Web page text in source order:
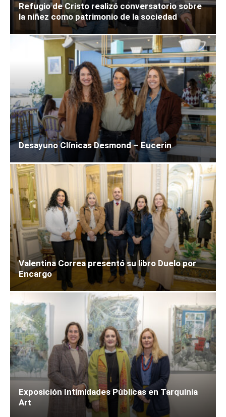
Refugio de Cristo realizó conversatorio sobre
la niñez como patrimonio de la sociedad
Desayuno Clínicas Desmond – Eucerin
Valentina Correa presentó su libro Duelo por
Encargo
Exposición Intimidades Públicas en Tarquinia
Art